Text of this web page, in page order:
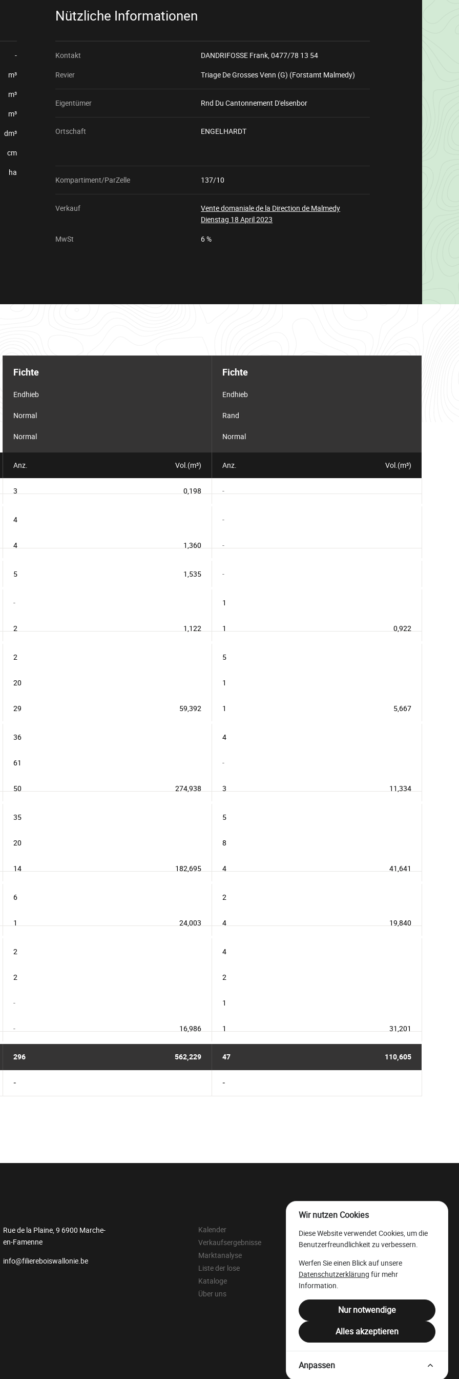
-
m³
m³
m³
dm³
cm
ha
Nützliche Informationen
Kontakt DANDRIFOSSE Frank,0477/78 13 54
Revier
Triage De Grosses Venn (G) (Forstamt Malmedy)
Eigentümer Rnd Du Cantonnement D'elsenbor
Ortschaft ENGELHARDT
Kompartiment/ParZelle 137/10
Verkauf
Vente domaniale de la Direction de Malmedy
Dienstag 18 April 2023
MwSt 6 %
Fichte Fichte
Endhieb Endhieb
Normal Rand
Normal Normal
Anz. Vol.(m³) Anz. Vol.(m³)
3 -
0,198
4 -
4 -
1,360
5 -
1,535
- 1
2 1
1,122 0,922
2 5
20 1
29 1
59,392 5,667
36 4
61 -
50 3
274,938 11,334
35 5
20 8
14 4
182,695 41,641
6 2
1 4
24,003 19,840
2 4
2 2
- 1
- 1
16,986 31,201
296 562,229 47 110,605
- -
Rue de la Plaine, 9 6900 Marche-
en-Famenne
info@filiereboiswallonie.be
Kalender
Verkaufsergebnisse
Marktanalyse
Liste der lose
Kataloge
Über uns
Der wallonische
Wertholzlagerplatz
Juristensprache
Filière Bois Wallonie
Wir nutzen Cookies
Diese Website verwendet Cookies, um die
Benutzerfreundlichkeit zu verbessern.
Werfen Sie einen Blick auf unsere
Datenschutzerklärung für mehr
Information.
Nur notwendige
Alles akzeptieren
Anpassen